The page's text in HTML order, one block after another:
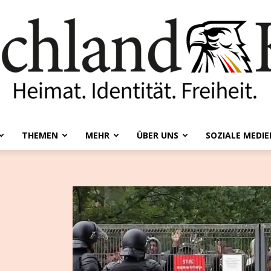
Kurier
THEMEN MEHR ÜBER UNS SOZIALE